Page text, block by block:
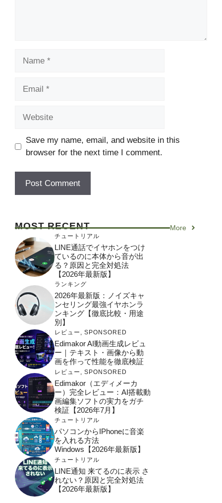
Save my name, email, and website in this
browser for the next time I comment.
MOST RECENT More
チュートリアル
LINE通話でイヤホンをつけ
ているのに本体から音が出
る？原因と完全対処法
【2026年最新版】
ランキング
2026年最新版：ノイズキャ
ンセリング最強イヤホンラ
ンキング【徹底比較・用途
別】
レビュー , SPONSORED
Edimakor AI動画生成レビュ
ー｜テキスト・画像から動
画を作って性能を徹底検証
レビュー , SPONSORED
Edimakor（エディメーカ
ー）完全レビュー：AI搭載動
画編集ソフトの実力をガチ
検証【2026年7月】
チュートリアル
パソコンからiPhoneに音楽
を入れる方法
Windows【2026年最新版】
チュートリアル
LINE通知 来てるのに表示 さ
れない？原因と完全対処法
【2026年最新版】